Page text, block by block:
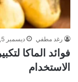
رغد مطفي ديسمبر 5, 2023
فوائد الماكا
الاستخدام